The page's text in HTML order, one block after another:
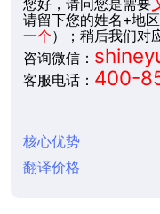
您好，请问您是需要
请留下您的姓名+地
一个）；稍后我们对
咨询微信：
客服电话： 400-
核心优势
翻译价格